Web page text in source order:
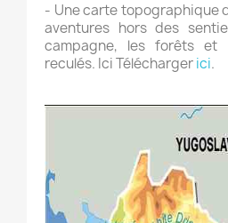
- Une carte topographique
aventures hors des
campagne, les forêts et
reculés. Ici Téléchargerici.